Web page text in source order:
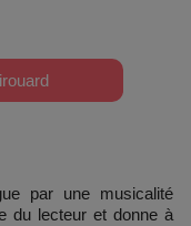
du lecteur et donne à